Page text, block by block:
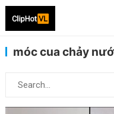
móc cua chảy